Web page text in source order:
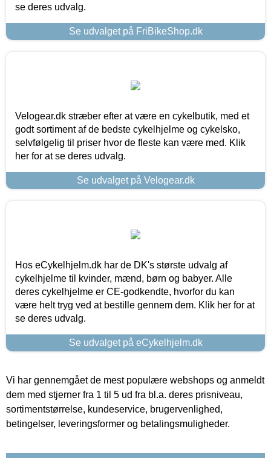
se deres udvalg.
Se udvalget på FriBikeShop.dk
Velogear.dk stræber efter at være en cykelbutik, med et
godt sortiment af de bedste cykelhjelme og cykelsko,
selvfølgelig til priser hvor de fleste kan være med. Klik
her for at se deres udvalg.
Se udvalget på Velogear.dk
Hos eCykelhjelm.dk har de DK's største udvalg af
cykelhjelme til kvinder, mænd, børn og babyer. Alle
deres cykelhjelme er CE-godkendte, hvorfor du kan
være helt tryg ved at bestille gennem dem. Klik her for at
se deres udvalg.
Se udvalget på eCykelhjelm.dk
Vi har gennemgået de mest populære webshops og anmeldt
dem med stjerner fra 1 til 5 ud fra bl.a. deres prisniveau,
sortimentstørrelse, kundeservice, brugervenlighed,
betingelser, leveringsformer og betalingsmuligheder.